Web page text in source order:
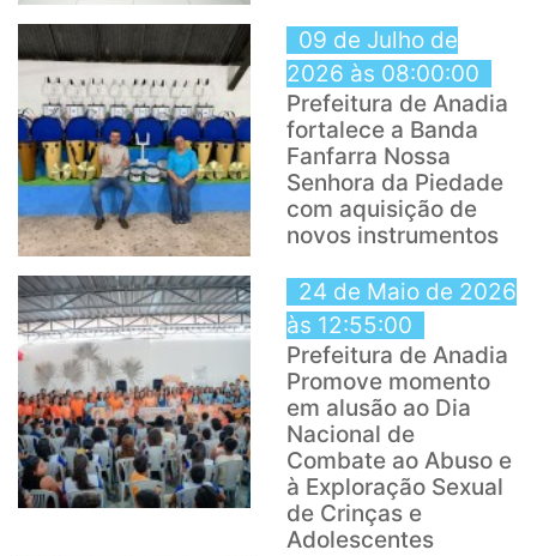
09 de Julho de
2026 às 08:00:00
Prefeitura de Anadia
fortalece a Banda
Fanfarra Nossa
Senhora da Piedade
com aquisição de
novos instrumentos
24 de Maio de 2026
às 12:55:00
Prefeitura de Anadia
Promove momento
em alusão ao Dia
Nacional de
Combate ao Abuso e
à Exploração Sexual
de Crinças e
Adolescentes